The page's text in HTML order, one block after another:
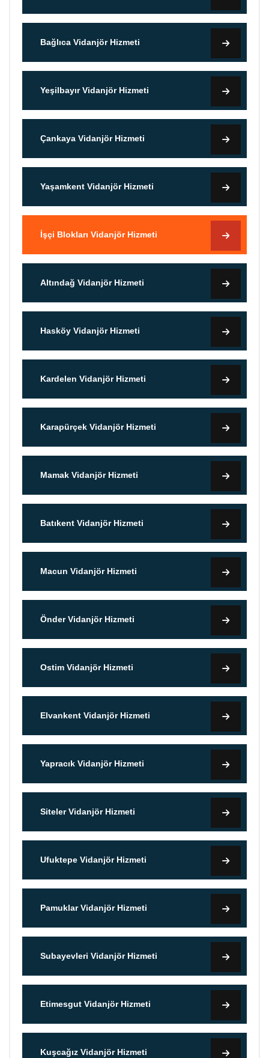
Bağlıca Vidanjör Hizmeti
Yeşilbayır Vidanjör Hizmeti
Çankaya Vidanjör Hizmeti
Yaşamkent Vidanjör Hizmeti
İşçi Blokları Vidanjör Hizmeti
Altındağ Vidanjör Hizmeti
Hasköy Vidanjör Hizmeti
Kardelen Vidanjör Hizmeti
Karapürçek Vidanjör Hizmeti
Mamak Vidanjör Hizmeti
Batıkent Vidanjör Hizmeti
Macun Vidanjör Hizmeti
Önder Vidanjör Hizmeti
Ostim Vidanjör Hizmeti
Elvankent Vidanjör Hizmeti
Yapracık Vidanjör Hizmeti
Siteler Vidanjör Hizmeti
Ufuktepe Vidanjör Hizmeti
Pamuklar Vidanjör Hizmeti
Subayevleri Vidanjör Hizmeti
Etimesgut Vidanjör Hizmeti
Kuşcağız Vidanjör Hizmeti